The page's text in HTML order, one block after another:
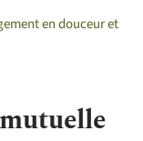
en douceur et